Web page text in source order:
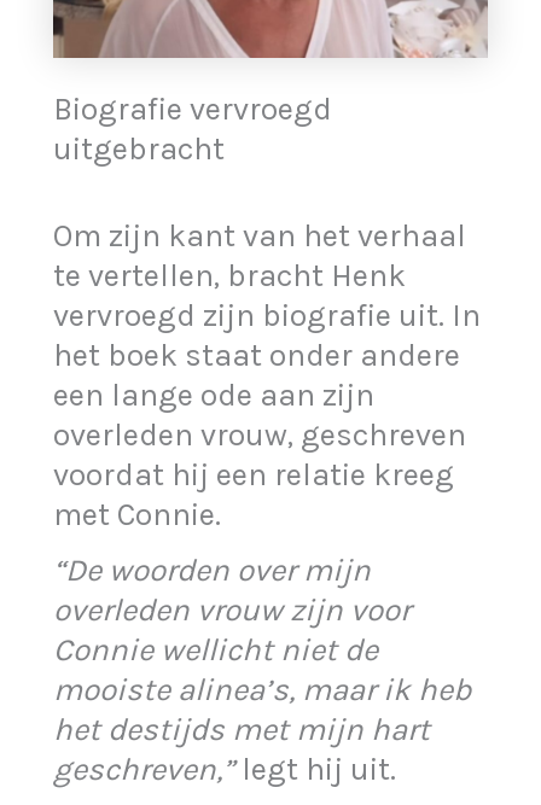
Biografie vervroegd
uitgebracht
Om zijn kant van het verhaal
te vertellen, bracht Henk
vervroegd zijn biografie uit. In
het boek staat onder andere
een lange ode aan zijn
overleden vrouw, geschreven
voordat hij een relatie kreeg
met Connie.
“De woorden over mijn
overleden vrouw zijn voor
Connie wellicht niet de
mooiste alinea’s, maar ik heb
het destijds met mijn hart
geschreven,”legt hij uit.